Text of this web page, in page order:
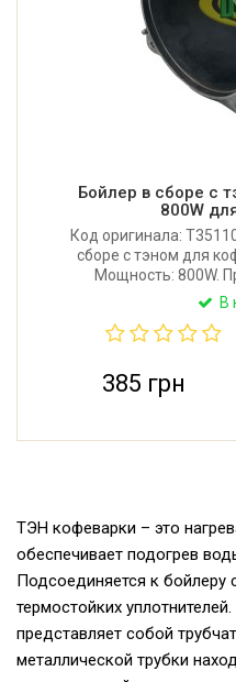
Бойлер в сборе с
800W
Код оригинала:
сборе с тэном для
Мощность: 800W.
В
385 грн
ТЭН кофеварки – это
обеспечивает подогрев
Подсоединяется к бойлеру
термостойких
представляет собой
металлической трубки